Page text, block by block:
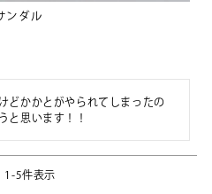
ンダル
どかかとがやられてしまったの
と思います！！
1 -5件表示